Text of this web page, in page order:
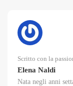
Scritto con la
Elena Naldi
Nata negli anni